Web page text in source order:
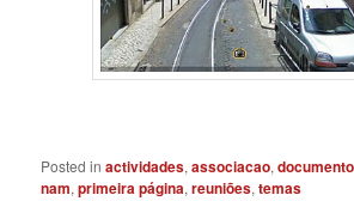
Posted in actividades,associacao,
nam,primeira página,reuniões,temas